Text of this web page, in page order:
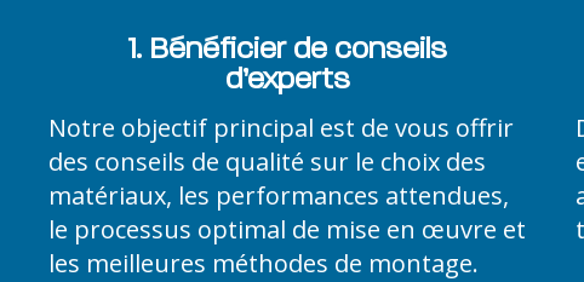
1. Bénéficier de conseils
d’experts
Notre objectif principal est de vous offrir
des conseils de qualité sur le choix des
matériaux, les performances attendues,
le processus optimal de mise en œuvre et
les meilleures méthodes de montage.